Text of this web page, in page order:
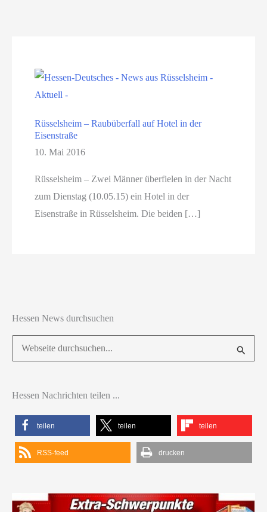
Rüsselsheim – Raubüberfall auf Hotel in der
Eisenstraße
10. Mai 2016
Rüsselsheim – Zwei Männer überfielen in der Nacht
zum Dienstag (10.05.15) ein Hotel in der
Eisenstraße in Rüsselsheim. Die beiden […]
Hessen News durchsuchen
Suchen
nach:
Hessen Nachrichten teilen ...
teilen teilen teilen
RSS-feed drucken